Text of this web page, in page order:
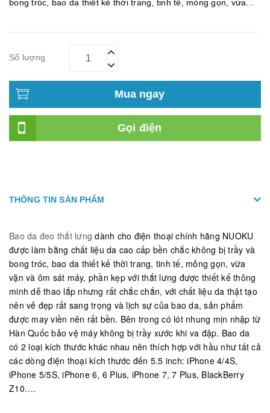
bong tróc, bao da thiết kế thời trang, tinh tế, mỏng gọn, vừa
Số lượng
Mua ngay
Gọi điện
THÔNG TIN SẢN PHẨM
Bao da đeo thắt lưng dành cho điện thoại chính hãng NUOKU
được làm bằng chất liệu da cao cấp bền chắc không bị trầy và
bong tróc, bao da thiết kế thời trang, tinh tế, mỏng gọn, vừa
vặn và ôm sát máy, phần kẹp với thắt lưng được thiết kế thông
minh dễ thao lắp nhưng rất chắc chắn, với chất liệu da thật tạo
nên vẻ đẹp rất sang trọng và lịch sự của bao da, sản phẩm
được may viền nên rất bền. Bên trong có lót nhung mịn nhập từ
Hàn Quốc bảo vệ máy không bị trầy xước khi va đập. Bao da
có 2 loại kích thước khác nhau nên thích hợp với hầu như tất cả
các dòng điện thoại kích thước đến 5.5 inch: iPhone 4/4S,
iPhone 5/5S, iPhone 6, 6 Plus, iPhone 7, 7 Plus, BlackBerry
Z10….